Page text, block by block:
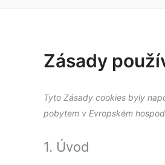
Zásady
Tyto Zásady cookies byly
pobytem v Evropském
1. Úvod